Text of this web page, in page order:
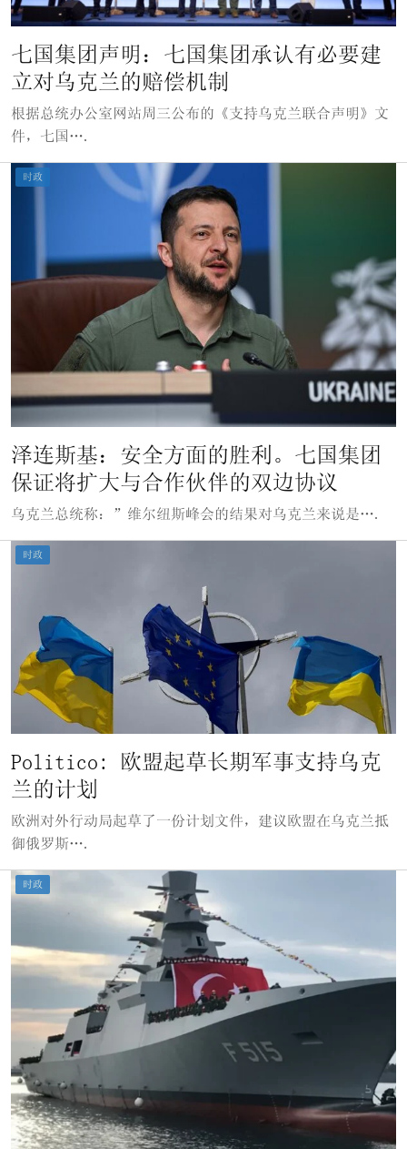
七国集团声明：七国集团承认有必要建
立对乌克兰的赔偿机制
根据总统办公室网站周三公布的《支持乌克兰联合声明》文
件，七国….
时政
泽连斯基：安全方面的胜利。七国集团
保证将扩大与合作伙伴的双边协议
乌克兰总统称：”维尔纽斯峰会的结果对乌克兰来说是….
时政
Politico: 欧盟起草长期军事支持乌克
兰的计划
欧洲对外行动局起草了一份计划文件，建议欧盟在乌克兰抵
御俄罗斯….
时政